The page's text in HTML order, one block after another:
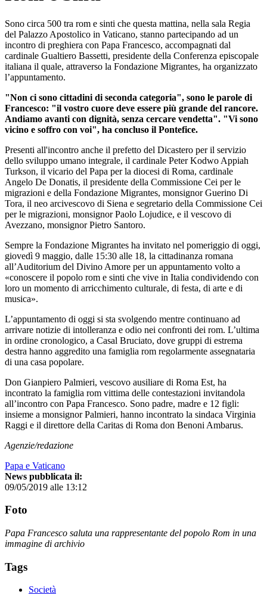
Sono circa 500 tra rom e sinti che questa mattina, nella sala Regia
del Palazzo Apostolico in Vaticano, stanno partecipando ad un
incontro di preghiera con Papa Francesco, accompagnati dal
cardinale Gualtiero Bassetti, presidente della Conferenza episcopale
italiana il quale, attraverso la Fondazione Migrantes, ha organizzato
l’appuntamento.
"Non ci sono cittadini di seconda categoria", sono le parole di
Francesco: "il vostro cuore deve essere più grande del rancore.
Andiamo avanti con dignità, senza cercare vendetta". "Vi sono
vicino e soffro con voi", ha concluso il Pontefice.
Presenti all'incontro anche il prefetto del Dicastero per il servizio
dello sviluppo umano integrale, il cardinale Peter Kodwo Appiah
Turkson, il vicario del Papa per la diocesi di Roma, cardinale
Angelo De Donatis, il presidente della Commissione Cei per le
migrazioni e della Fondazione Migrantes, monsignor Guerino Di
Tora, il neo arcivescovo di Siena e segretario della Commissione Cei
per le migrazioni, monsignor Paolo Lojudice, e il vescovo di
Avezzano, monsignor Pietro Santoro.
Sempre la Fondazione Migrantes ha invitato nel pomeriggio di oggi,
giovedì 9 maggio, dalle 15:30 alle 18, la cittadinanza romana
all’Auditorium del Divino Amore per un appuntamento volto a
«conoscere il popolo rom e sinti che vive in Italia condividendo con
loro un momento di arricchimento culturale, di festa, di arte e di
musica».
L’appuntamento di oggi si sta svolgendo mentre continuano ad
arrivare notizie di intolleranza e odio nei confronti dei rom. L’ultima
in ordine cronologico, a Casal Bruciato, dove gruppi di estrema
destra hanno aggredito una famiglia rom regolarmente assegnataria
di una casa popolare.
Don Gianpiero Palmieri, vescovo ausiliare di Roma Est, ha
incontrato la famiglia rom vittima delle contestazioni invitandola
all’incontro con Papa Francesco. Sono padre, madre e 12 figli:
insieme a monsignor Palmieri, hanno incontrato la sindaca Virginia
Raggi e il direttore della Caritas di Roma don Benoni Ambarus.
Agenzie/redazione
Papa e Vaticano
News pubblicata il:
09/05/2019 alle 13:12
Foto
Papa Francesco saluta una rappresentante del popolo Rom in una
immagine di archivio
Tags
Società